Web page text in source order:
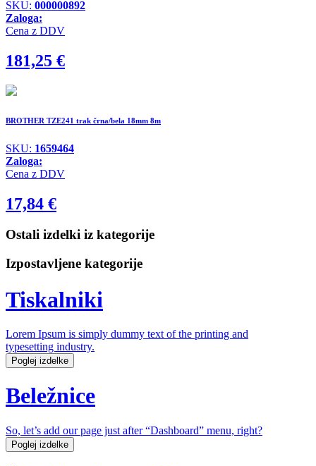
SKU: 000000892
Zaloga:
Cena z DDV
181,25 €
BROTHER TZE241 trak črna/bela 18mm 8m
SKU: 1659464
Zaloga:
Cena z DDV
17,84 €
Ostali izdelki iz kategorije
Izpostavljene kategorije
Tiskalniki
Lorem Ipsum is simply dummy text of the printing and
typesetting industry.
Poglej izdelke
Beležnice
So, let’s add our page just after “Dashboard” menu, right?
Poglej izdelke